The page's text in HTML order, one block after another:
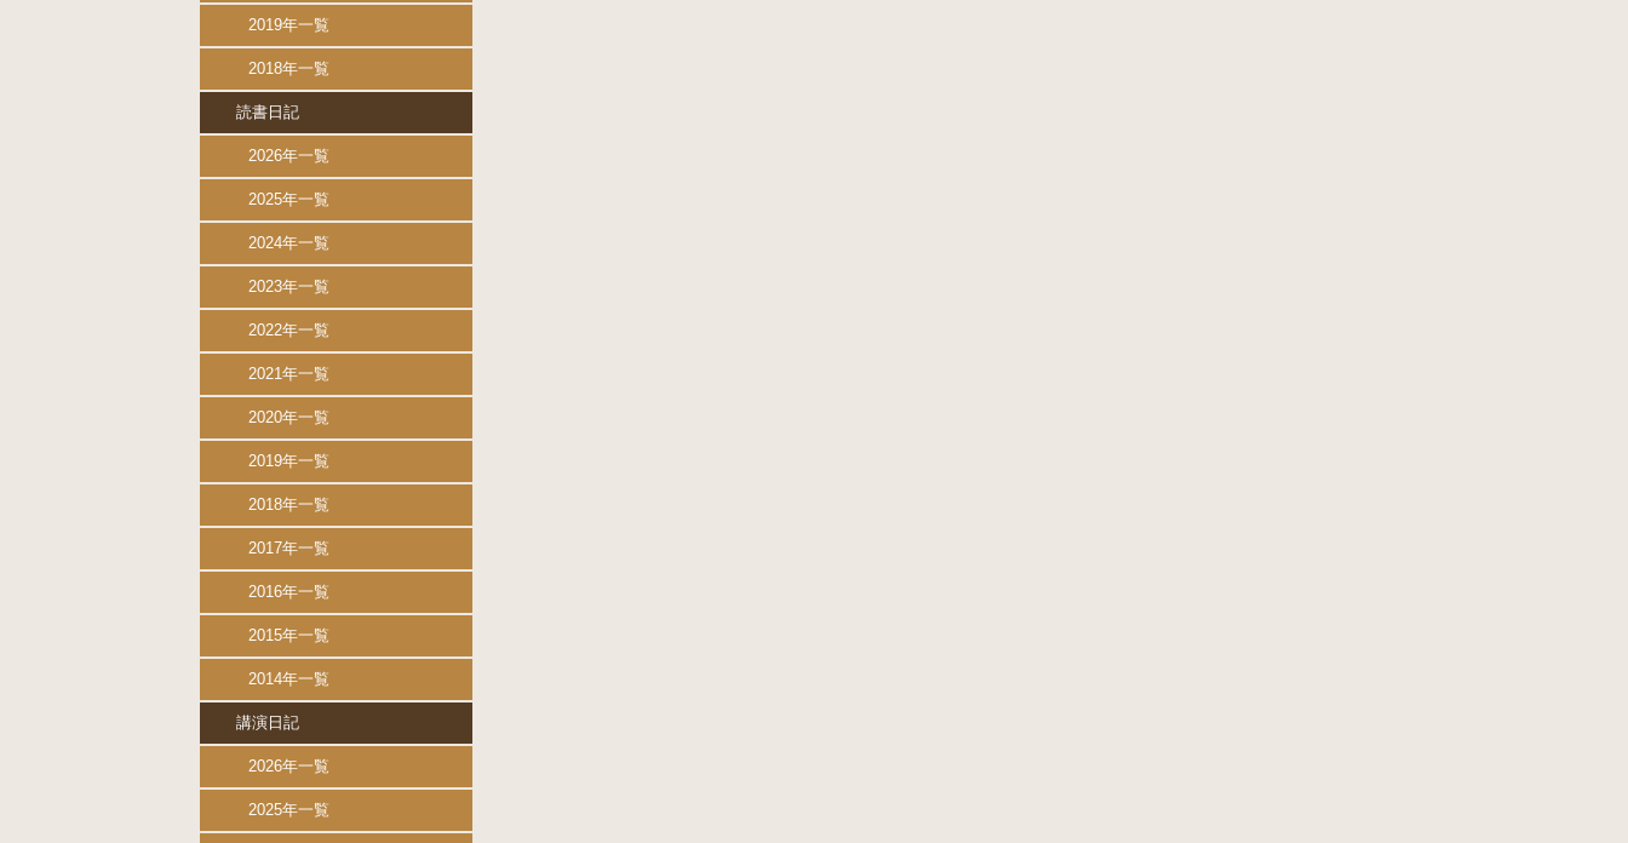
2019年一覧
2018年一覧
読書日記
2026年一覧
2025年一覧
2024年一覧
2023年一覧
2022年一覧
2021年一覧
2020年一覧
2019年一覧
2018年一覧
2017年一覧
2016年一覧
2015年一覧
2014年一覧
講演日記
2026年一覧
2025年一覧